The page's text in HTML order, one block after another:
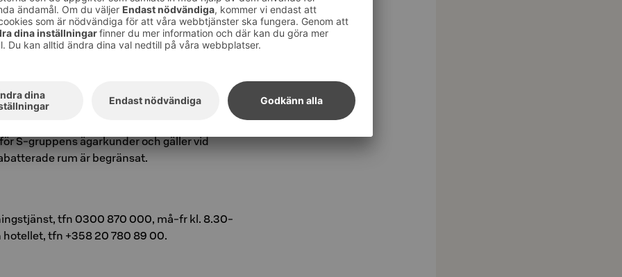
Nightclub
med bokningskod FIESTA.För
till Boka ett rum längst upp till höger på
FIESTA. Du ser där våra tillgängliga
tilläggsprodukter och tjänster till din
skickas till din e-post.
S-gruppens ägarkunder och gäller vid
rum är begränsat.
tfn 0300 870 000, må-fr kl. 8.30-
tfn +358 20 780 89 00.